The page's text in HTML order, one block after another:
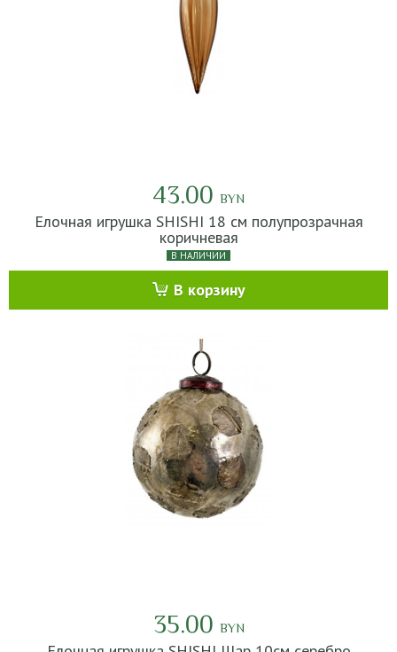
43.00 BYN
Елочная игрушка SHISHI 18 см полупрозрачная
коричневая
В НАЛИЧИИ
В корзину
35.00 BYN